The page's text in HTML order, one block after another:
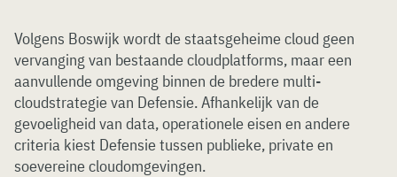
Volgens Boswijk wordt de staatsgeheime cloud geen
vervanging van bestaande cloudplatforms, maar een
aanvullende omgeving binnen de bredere multi-
cloudstrategie van Defensie. Afhankelijk van de
gevoeligheid van data, operationele eisen en andere
criteria kiest Defensie tussen publieke, private en
soevereine cloudomgevingen.